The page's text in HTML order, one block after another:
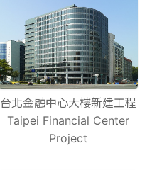
台北金融中心大樓新建工程
Taipei Financial Center
Project